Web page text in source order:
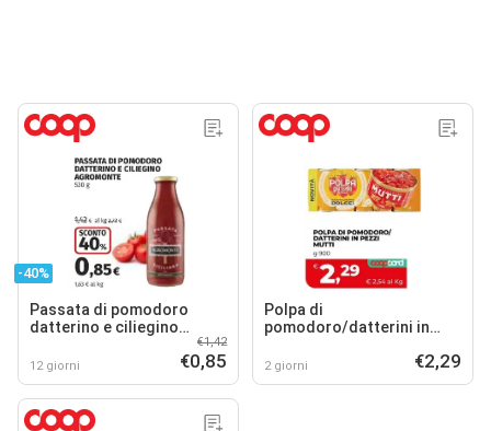
-40%
Passata di pomodoro
datterino e ciliegino
12 giorni
€1,42
€0,85
Polpa di
pomodoro/datterini in
2 giorni €2,29